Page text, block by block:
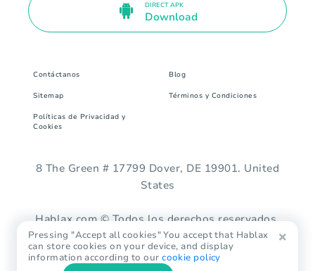
DIRECT APK
Download
Contáctanos Blog
Sitemap Términos y Condiciones
Políticas de Privacidad y
Cookies
8 The Green # 17799 Dover, DE 19901. United
States
Hablax.com © Todos los derechos reservados.
Pressing "Accept all cookies" You accept that Hablax
can store cookies on your device, and display
information according to ourcookie policy